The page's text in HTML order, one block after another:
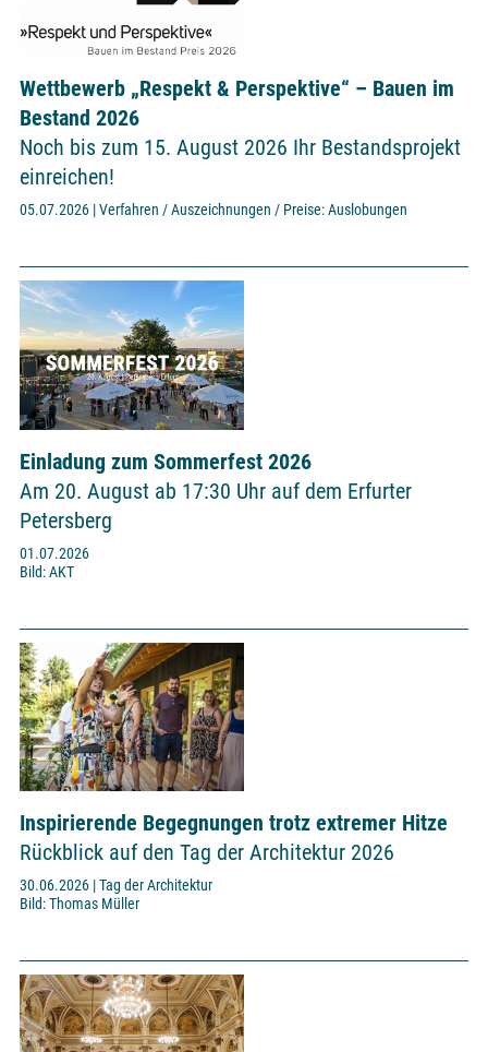
Wettbewerb „Respekt & Perspektive“ – Bauen im
Bestand 2026
Noch bis zum 15. August 2026 Ihr Bestandsprojekt
einreichen!
05.07.2026 | Verfahren / Auszeichnungen / Preise: Auslobungen
Einladung zum Sommerfest 2026
Am 20. August ab 17:30 Uhr auf dem Erfurter
Petersberg
01.07.2026
Bild: AKT
Inspirierende Begegnungen trotz extremer Hitze
Rückblick auf den Tag der Architektur 2026
30.06.2026 | Tag der Architektur
Bild: Thomas Müller